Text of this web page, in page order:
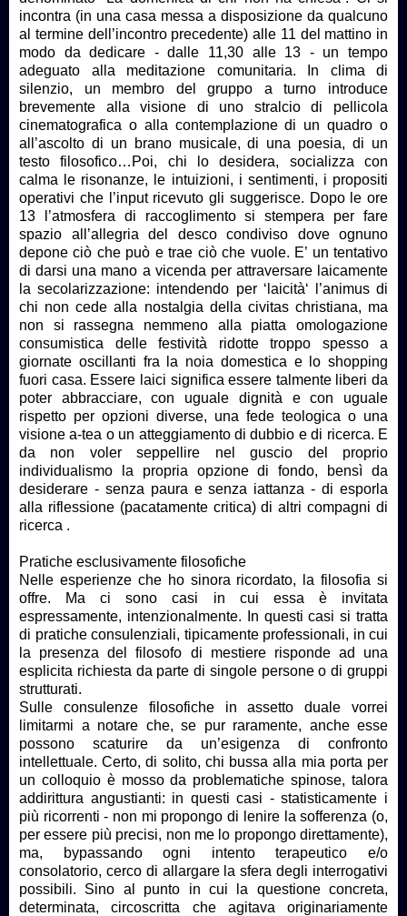
incontra (in una casa messa a disposizione da qualcuno
al termine dell’incontro precedente) alle 11 del mattino in
modo da dedicare - dalle 11,30 alle 13 - un tempo
adeguato alla meditazione comunitaria. In clima di
silenzio, un membro del gruppo a turno introduce
brevemente alla visione di uno stralcio di pellicola
cinematografica o alla contemplazione di un quadro o
all’ascolto di un brano musicale, di una poesia, di un
testo filosofico…Poi, chi lo desidera, socializza con
calma le risonanze, le intuizioni, i sentimenti, i propositi
operativi che l’input ricevuto gli suggerisce. Dopo le ore
13 l’atmosfera di raccoglimento si stempera per fare
spazio all’allegria del desco condiviso dove ognuno
depone ciò che può e trae ciò che vuole. E’ un tentativo
di darsi una mano a vicenda per attraversare laicamente
la secolarizzazione: intendendo per ‘laicità‘ l’animus di
chi non cede alla nostalgia della civitas christiana, ma
non si rassegna nemmeno alla piatta omologazione
consumistica delle festività ridotte troppo spesso a
giornate oscillanti fra la noia domestica e lo shopping
fuori casa. Essere laici significa essere talmente liberi da
poter abbracciare, con uguale dignità e con uguale
rispetto per opzioni diverse, una fede teologica o una
visione a-tea o un atteggiamento di dubbio e di ricerca. E
da non voler seppellire nel guscio del proprio
individualismo la propria opzione di fondo, bensì da
desiderare - senza paura e senza iattanza - di esporla
alla riflessione (pacatamente critica) di altri compagni di
ricerca .
Pratiche esclusivamente filosofiche
Nelle esperienze che ho sinora ricordato, la filosofia si
offre. Ma ci sono casi in cui essa è invitata
espressamente, intenzionalmente. In questi casi si tratta
di pratiche consulenziali, tipicamente professionali, in cui
la presenza del filosofo di mestiere risponde ad una
esplicita richiesta da parte di singole persone o di gruppi
strutturati.
Sulle consulenze filosofiche in assetto duale vorrei
limitarmi a notare che, se pur raramente, anche esse
possono scaturire da un’esigenza di confronto
intellettuale. Certo, di solito, chi bussa alla mia porta per
un colloquio è mosso da problematiche spinose, talora
addirittura angustianti: in questi casi - statisticamente i
più ricorrenti - non mi propongo di lenire la sofferenza (o,
per essere più precisi, non me lo propongo direttamente),
ma, bypassando ogni intento terapeutico e/o
consolatorio, cerco di allargare la sfera degli interrogativi
possibili. Sino al punto in cui la questione concreta,
determinata, circoscritta che agitava originariamente